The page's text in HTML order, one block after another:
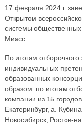
17 февраля 2024 г.
Открытом
системы общественных
Миасс.
По итогам отборочного
индивидуальных
образованных
образом, по итогам
компании из 15
Екатеринбург, а.
Новосибирск, Ростов-